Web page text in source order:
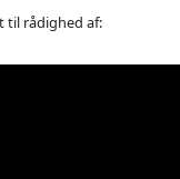
til rådighed af: